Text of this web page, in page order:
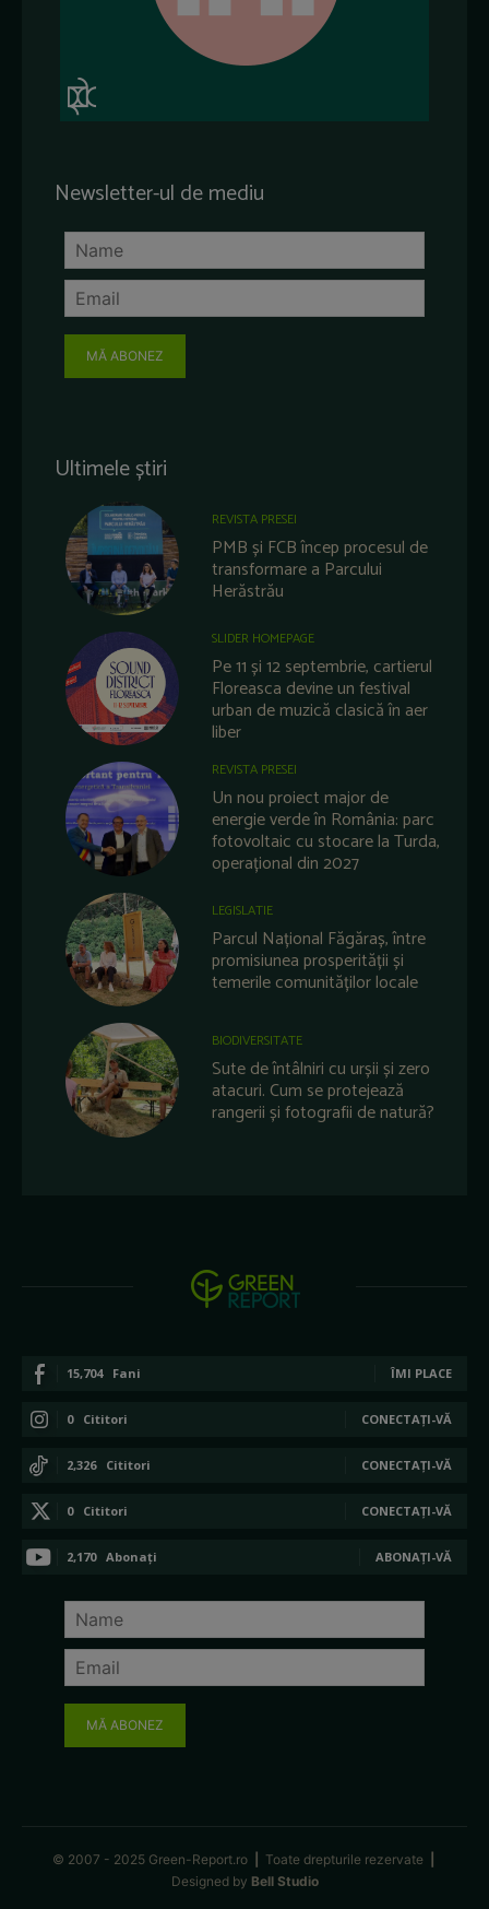
Newsletter-ul de mediu
MĂ ABONEZ
Ultimele știri
REVISTA PRESEI
PMB și FCB încep procesul de
transformare a Parcului
Herăstrău
SLIDER HOMEPAGE
Pe 11 și 12 septembrie, cartierul
Floreasca devine un festival
urban de muzică clasică în aer
liber
REVISTA PRESEI
Un nou proiect major de
energie verde în România: parc
fotovoltaic cu stocare la Turda,
operațional din 2027
LEGISLATIE
Parcul Național Făgăraș, între
promisiunea prosperității și
temerile comunităților locale
BIODIVERSITATE
Sute de întâlniri cu urșii și zero
atacuri. Cum se protejează
rangerii și fotografii de natură?
15,704 Fani ÎMI PLACE
0 Cititori CONECTAȚI-VĂ
2,326 Cititori CONECTAȚI-VĂ
0 Cititori CONECTAȚI-VĂ
2,170 Abonați ABONAȚI-VĂ
MĂ ABONEZ
© 2007 - 2025 Green-Report.ro Toate drepturile rezervate
Designed by Bell Studio